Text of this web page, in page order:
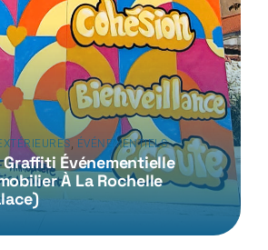
, ÉVÉNEMENTIELS
Événementielle
À La Rochelle